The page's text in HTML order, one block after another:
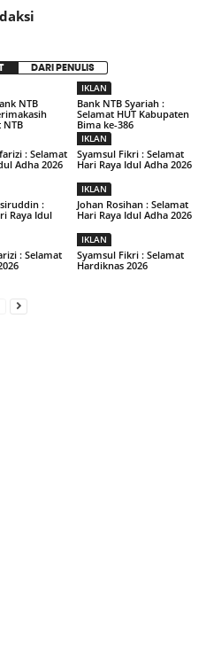
DARI PENULIS
NTB
NTB
IKLAN
Bank NTB Syariah :
Selamat HUT Kabupaten
Bima ke-386
: Selamat
Adha 2026
IKLAN
Syamsul Fikri : Selamat
Hari Raya Idul Adha 2026
:
Raya Idul
IKLAN
Johan Rosihan : Selamat
Hari Raya Idul Adha 2026
: Selamat
IKLAN
Syamsul Fikri : Selamat
Hardiknas 2026